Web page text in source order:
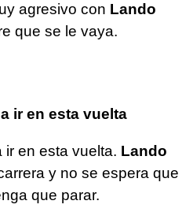
agresivo con Lando
que se le vaya.
ir en esta vuelta
ir en esta vuelta. Lando
y no se espera que
que parar.